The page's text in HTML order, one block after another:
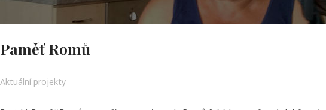
Paměť Romů
Aktuální projekty